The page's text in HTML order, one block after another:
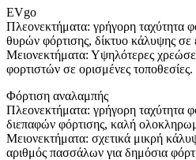
EVgo
Πλεονεκτήματα: γρήγορη ταχύτητα
θυρών φόρτισης, δίκτυο κάλυψης σε
Μειονεκτήματα: Υψηλότερες
φορτιστών σε ορισμένες τοποθεσίες.
Φόρτιση αναλαμπής
Πλεονεκτήματα: γρήγορη ταχύτητα
διεπαφών φόρτισης, καλή
Μειονεκτήματα: σχετικά μικρή
αριθμός πασσάλων για δημόσια